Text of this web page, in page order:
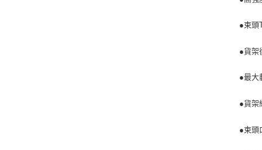
●束頭
●貨架
●最大
●貨架
●束頭